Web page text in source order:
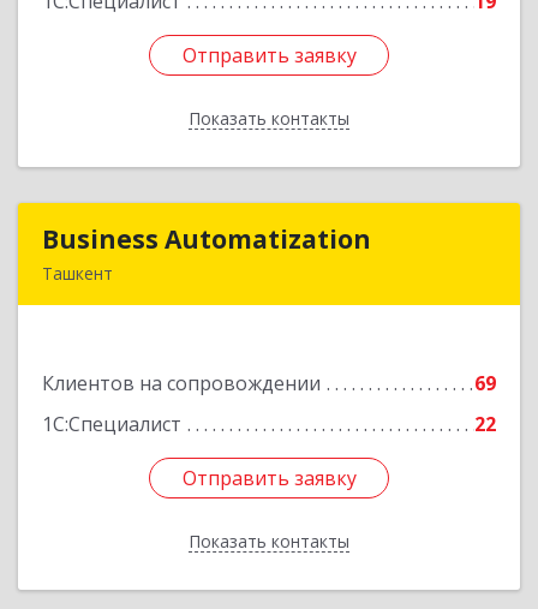
Отправить заявку
Показать контакты
Отправить заявку
Назад
Business Automatization
Ташкент
Клиентов на сопровождении
69
1С:Специалист
22
Отправить заявку
Показать контакты
Business Automatization
Подробнее
Отправить заявку
Назад